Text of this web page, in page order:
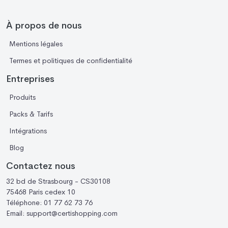
À propos de nous
Mentions légales
Termes et politiques de confidentialité
Entreprises
Produits
Packs & Tarifs
Intégrations
Blog
Contactez nous
32 bd de Strasbourg - CS30108
75468 Paris cedex 10
Téléphone: 01 77 62 73 76
Email: support@certishopping.com